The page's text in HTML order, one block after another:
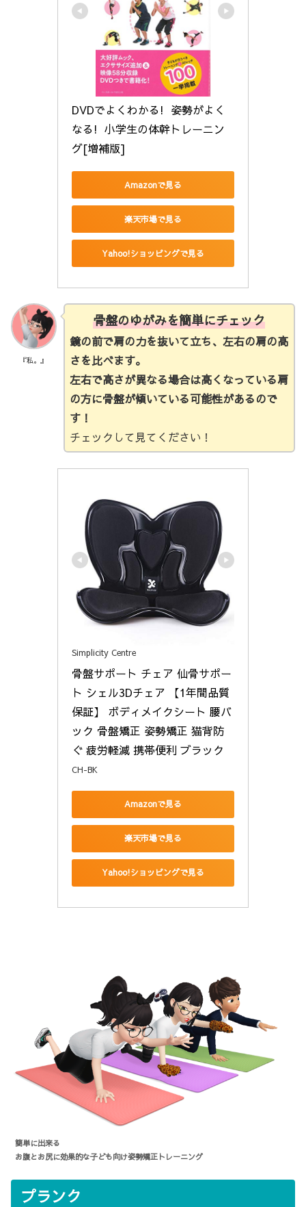
DVDでよくわかる!  姿勢がよく
なる!  小学生の体幹トレーニン
グ[増補版]
Amazonで見る
楽天市場で見る
Yahoo!ショッピングで見る
『私。』
骨盤のゆがみを簡単にチェック
鏡の前で肩の力を抜いて立ち、左右の肩の高
さを比べます。
左右で高さが異なる場合は高くなっている肩
の方に骨盤が傾いている可能性があるので
す！
チェックして見てください！
Simplicity Centre
骨盤サポート チェア 仙骨サポー
ト シェル3Dチェア 【1年間品質
保証】 ボディメイクシート 腰バ
ック 骨盤矯正 姿勢矯正 猫背防
ぐ 疲労軽減 携帯便利 ブラック
CH-BK
Amazonで見る
楽天市場で見る
Yahoo!ショッピングで見る
簡単に出来る
お腹とお尻に効果的な子ども向け姿勢矯正トレーニング
プランク